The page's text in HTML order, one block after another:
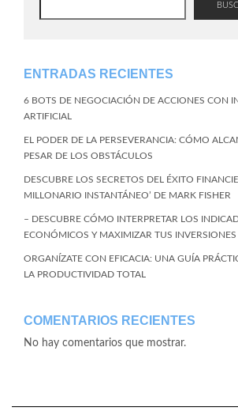
ENTRADAS RECIENTES
6 BOTS DE NEGOCIACIÓN DE ACCIONES CON
ARTIFICIAL
EL PODER DE LA PERSEVERANCIA: CÓMO
PESAR DE LOS OBSTÁCULOS
DESCUBRE LOS SECRETOS DEL ÉXITO
MILLONARIO INSTANTÁNEO’ DE MARK FISHER
– DESCUBRE CÓMO INTERPRETAR LOS
ECONÓMICOS Y MAXIMIZAR TUS INVERSIONES
ORGANÍZATE CON EFICACIA: UNA GUÍA
LA PRODUCTIVIDAD TOTAL
COMENTARIOS RECIENTES
No hay comentarios que mostrar.